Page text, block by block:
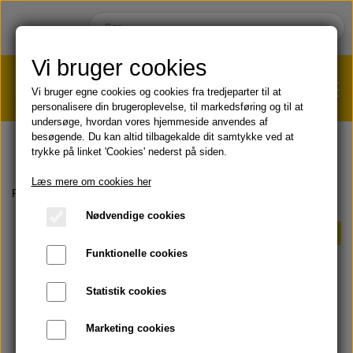
HJEM
Læbepomade
KOST & VELVÆRE
SOMMER & SOL 😎
VÆGTTAB?KLIK HER!
Forside
Vi bruger cookies
Vi bruger egne cookies og cookies fra tredjeparter til at
personalisere din brugeroplevelse, til markedsføring og til at
undersøge, hvordan vores hjemmeside anvendes af
besøgende. Du kan altid tilbagekalde dit samtykke ved at
trykke på linket 'Cookies' nederst på siden.
Læs mere om cookies her
Nødvendige cookies
Funktionelle cookies
Statistik cookies
Marketing cookies